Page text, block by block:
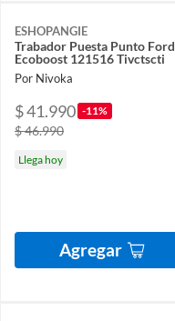
ESHOPANGIE
Trabador Puesta Punto Ford
Ecoboost 121516 Tivctscti
Por Nivoka
$ 41.990 -11%
$ 46.990
Llega hoy
Agregar